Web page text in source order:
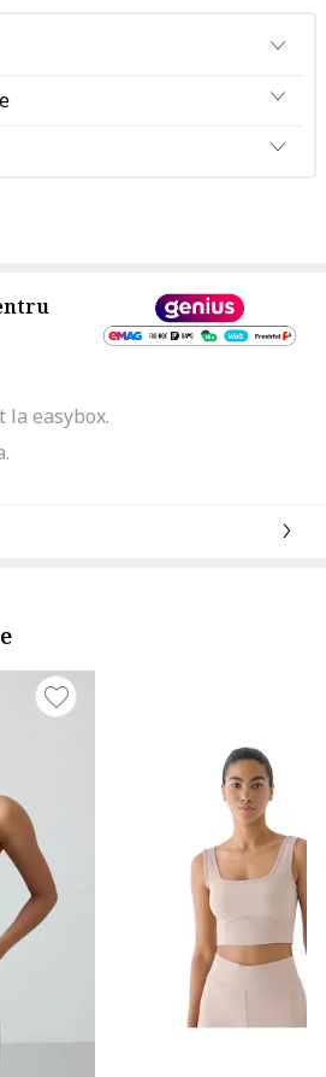
easybox.